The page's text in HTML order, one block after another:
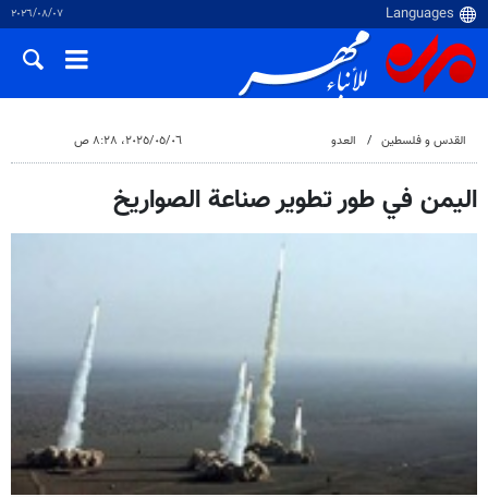
٠٧‏/٠٨‏/٢٠٢٦
القدس و فلسطین العدو ٠٦‏/٠٥‏/٢٠٢٥، ٨:٢٨ ص
اليمن في طور تطوير صناعة الصواريخ